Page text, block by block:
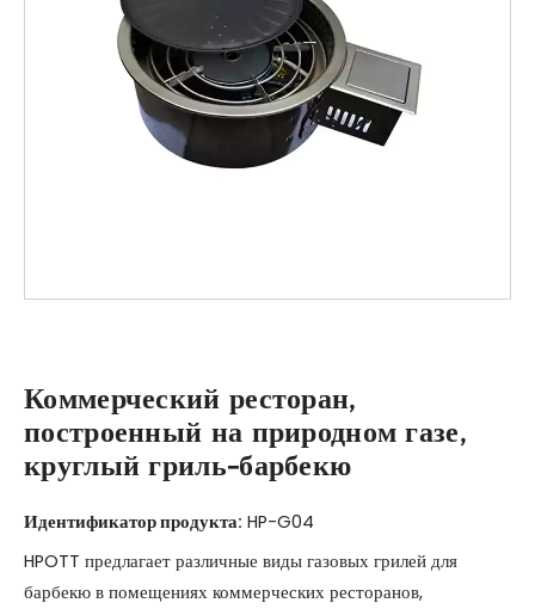
Коммерческий ресторан,
построенный на природном газе,
круглый гриль-барбекю
Идентификатор продукта: HP-G04
HPOTT предлагает различные виды газовых грилей для
барбекю в помещениях коммерческих ресторанов,